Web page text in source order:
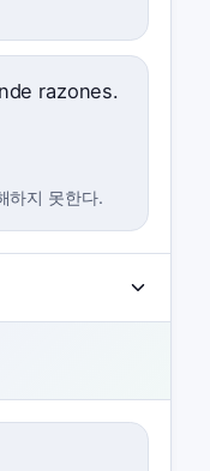
razones.
하지 못한다.